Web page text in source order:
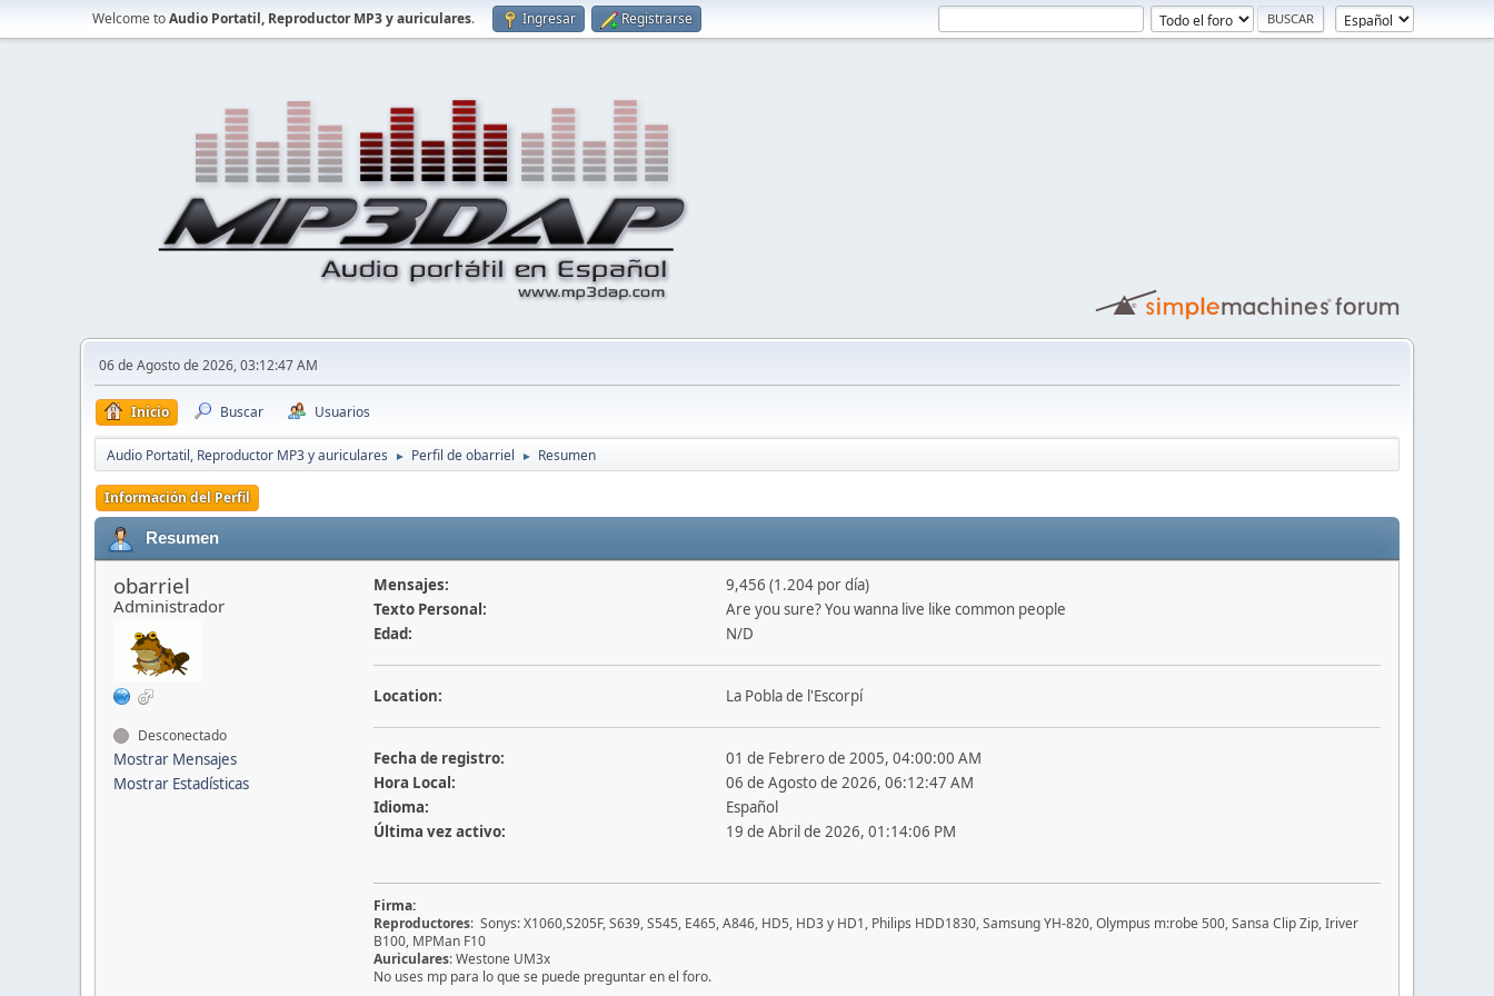
Welcome toAudio Portatil, Reproductor MP3 y auriculares. Ingresar Registrarse
06 de Agosto de 2026, 03:12:47 AM
Inicio Buscar Usuarios
Audio Portatil, Reproductor MP3 y auriculares ► Perfil de obarriel ► Resumen
Información del Perfil
Resumen
obarriel
Administrador
Desconectado
Mostrar Mensajes
Mostrar Estadísticas
Mensajes:
9,456 (1.204 por día)
Texto Personal:
Are you sure? You wanna live like common people
Edad:
N/D
Location: La Pobla de l'Escorpí
Fecha de registro:
01 de Febrero de 2005, 04:00:00 AM
Hora Local:
06 de Agosto de 2026, 06:12:47 AM
Idioma:
Español
Última vez activo:
19 de Abril de 2026, 01:14:06 PM
Firma:
Reproductores: Sonys: X1060,S205F, S639, S545, E465, A846, HD5, HD3 y HD1, Philips HDD1830, Samsung YH-820, Olympus m:robe 500, Sansa Clip Zip, Iriver
B100, MPMan F10
Auriculares: Westone UM3x
No uses mp para lo que se puede preguntar en el foro.